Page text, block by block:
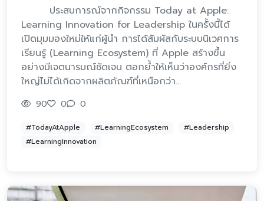
ประสบการณ์จากกิจกรรม Today at Apple:
Learning Innovation for Leadership ในครั้งนี้ได้
เปิดมุมมองใหม่ให้แก่ผู้นำ การได้สัมผัสกับระบบนิเวศการ
เรียนรู้ (Learning Ecosystem) ที่ Apple สร้างขึ้น
อย่างมีเจตนารมณ์ชัดเจน ตอกย้ำให้เห็นว่าองค์กรที่ยิ่ง
ใหญ่ไม่ได้เกิดจากผลิตภัณฑ์ที่เหนือกว่า…
90 0 0
#TodayAtApple #LearningEcosystem
#Leadership
#LearningInnovation